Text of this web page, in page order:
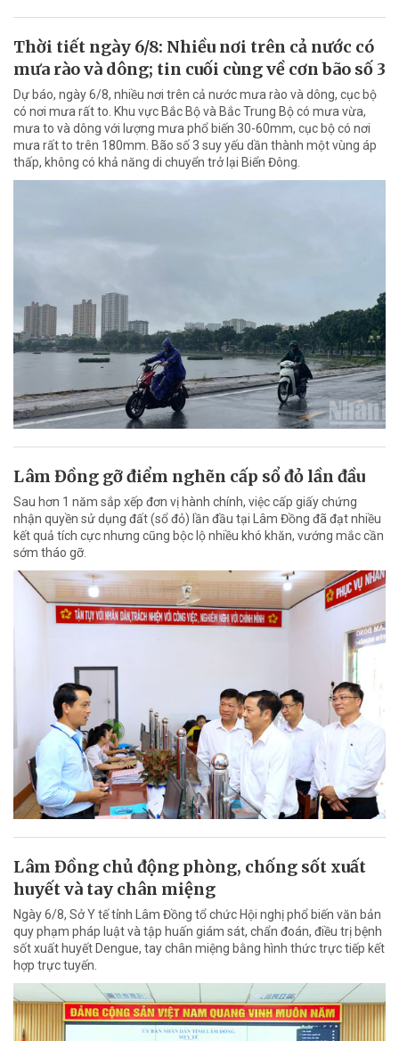
Thời tiết ngày 6/8: Nhiều nơi trên cả nước có
mưa rào và dông; tin cuối cùng về cơn bão số 3
Dự báo, ngày 6/8, nhiều nơi trên cả nước mưa rào và dông, cục bộ
có nơi mưa rất to. Khu vực Bắc Bộ và Bắc Trung Bộ có mưa vừa,
mưa to và dông với lượng mưa phổ biến 30-60mm, cục bộ có nơi
mưa rất to trên 180mm. Bão số 3 suy yếu dần thành một vùng áp
thấp, không có khả năng di chuyển trở lại Biển Đông.
Lâm Đồng gỡ điểm nghẽn cấp sổ đỏ lần đầu
Sau hơn 1 năm sắp xếp đơn vị hành chính, việc cấp giấy chứng
nhận quyền sử dụng đất (sổ đỏ) lần đầu tại Lâm Đồng đã đạt nhiều
kết quả tích cực nhưng cũng bộc lộ nhiều khó khăn, vướng mắc cần
sớm tháo gỡ.
Lâm Đồng chủ động phòng, chống sốt xuất
huyết và tay chân miệng
Ngày 6/8, Sở Y tế tỉnh Lâm Đồng tổ chức Hội nghị phổ biến văn bản
quy phạm pháp luật và tập huấn giám sát, chẩn đoán, điều trị bệnh
sốt xuất huyết Dengue, tay chân miệng bằng hình thức trực tiếp kết
hợp trực tuyến.